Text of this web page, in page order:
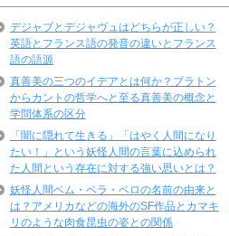
デジャブとデジャヴュはどちらが正しい？
英語とフランス語の発音の違いとフランス
語の語源
真善美の三つのイデアとは何か？プラトン
からカントの哲学へと至る真善美の概念と
学問体系の区分
「闇に隠れて生きる」「はやく人間になり
たい！」という妖怪人間の言葉に込められ
た人間という存在に対する強い思いとは？
妖怪人間ベム・ベラ・ベロの名前の由来と
は？アメリカなどの海外のSF作品とカマキ
リのような肉食昆虫の姿との関係